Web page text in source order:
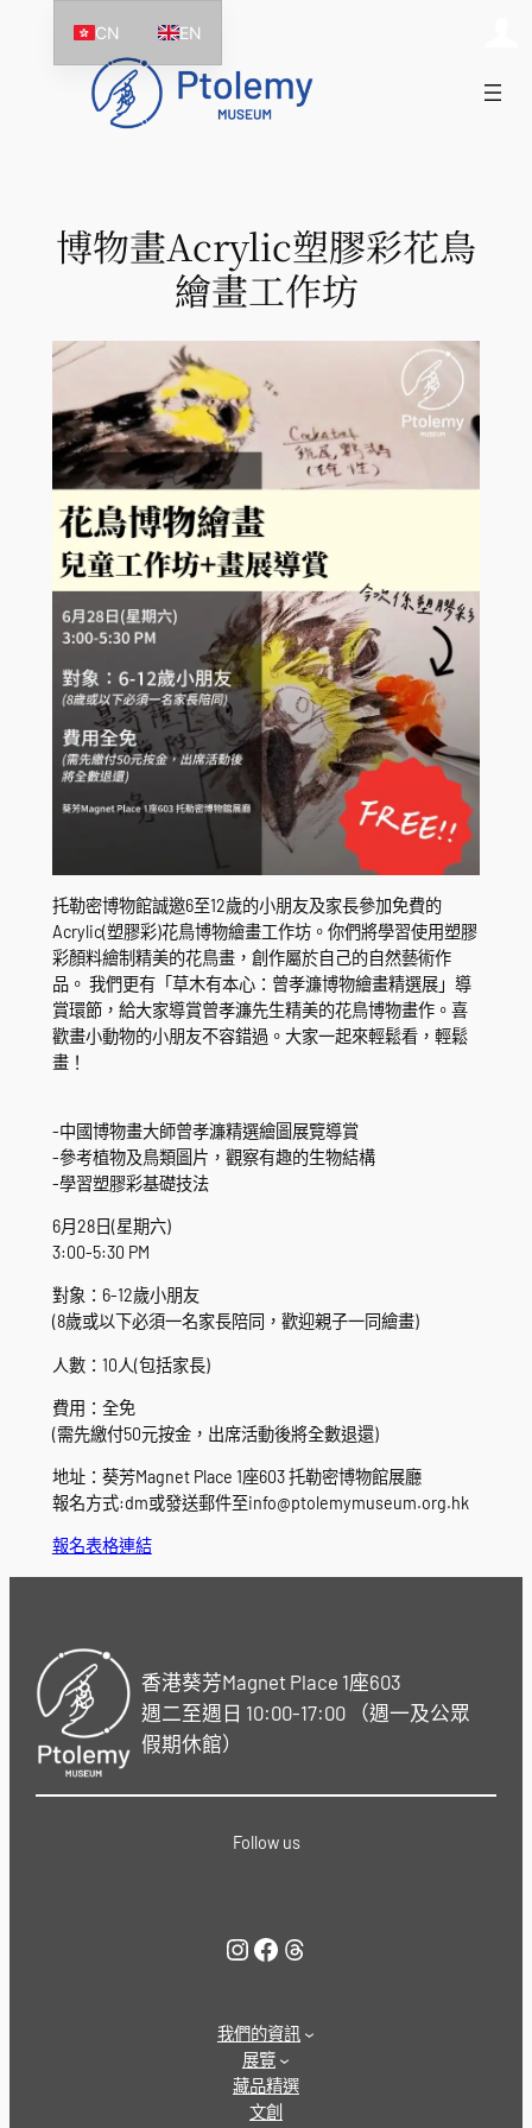
博物畫Acrylic塑膠彩花鳥
繪畫工作坊
托勒密博物館誠邀6至12歲的小朋友及家長參加免費的
Acrylic(塑膠彩)花鳥博物繪畫工作坊。你們將學習使用塑膠
彩顏料繪制精美的花鳥畫，創作屬於自己的自然藝術作
品。 我們更有「草木有本心：曾孝濂博物繪畫精選展」導
賞環節，給大家導賞曾孝濂先生精美的花鳥博物畫作。喜
歡畫小動物的小朋友不容錯過。大家一起來輕鬆看，輕鬆
畫！
-中國博物畫大師曾孝濂精選繪圖展覽導賞
-參考植物及鳥類圖片，觀察有趣的生物結構
-學習塑膠彩基礎技法
6月28日(星期六)
3:00-5:30 PM
對象：6-12歲小朋友
(8歲或以下必須一名家長陪同，歡迎親子一同繪畫)
人數：10人(包括家長)
費用：全免
(需先繳付50元按金，出席活動後將全數退還)
地址：葵芳Magnet Place 1座603 托勒密博物館展廳
報名方式:dm或發送郵件至info@ptolemymuseum.org.hk
報名表格連結
香港葵芳Magnet Place 1座603
週二至週日 10:00-17:00 （週一及公眾
假期休館）
Follow us
Instagram Facebook Threads
我們的資訊
展覽
藏品精選
文創
CN EN